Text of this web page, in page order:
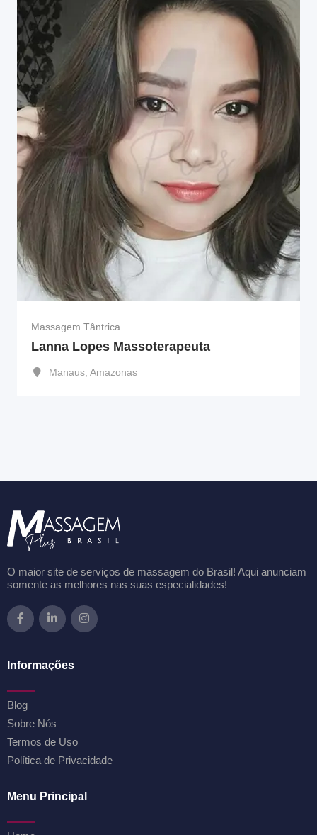
Massagem Tântrica
Lanna Lopes Massoterapeuta
Manaus, Amazonas
O maior site de serviços de massagem do Brasil! Aqui anunciam
somente as melhores nas suas especialidades!
Informações
Blog
Sobre Nós
Termos de Uso
Política de Privacidade
Menu Principal